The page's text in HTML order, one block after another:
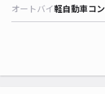
オートバイ軽自動車コ